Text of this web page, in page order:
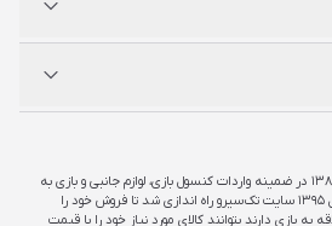
مجموعه تک‌سیرو کار خود را از سال ۱۳۸۶ در ضمینه واردات کنسول بازی، لوازم جانبی و بازی به
صورت عمده شروع کرده است. در سال ۱۳۹۵ سایت تک‌سیرو راه اندازی شد تا فروش خود را
به بازی دارند بتوانند کالای مورد نیاز خود را با قیمت